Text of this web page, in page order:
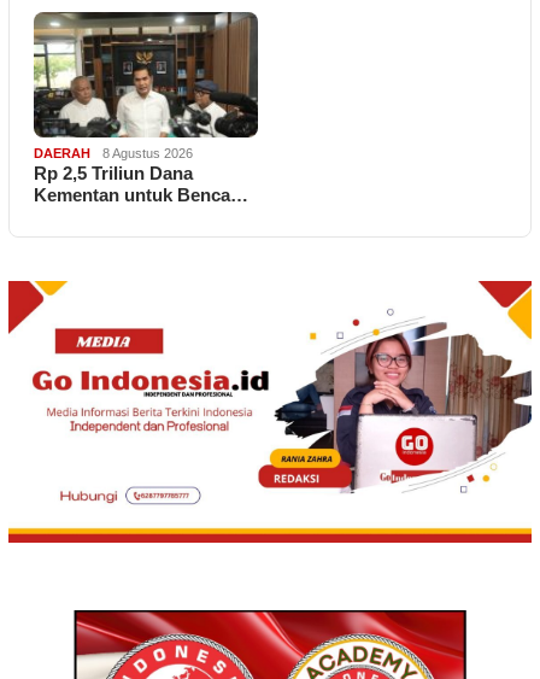
DAERAH 8 Agustus 2026
Rp 2,5 Triliun Dana
Kementan untuk Benca…